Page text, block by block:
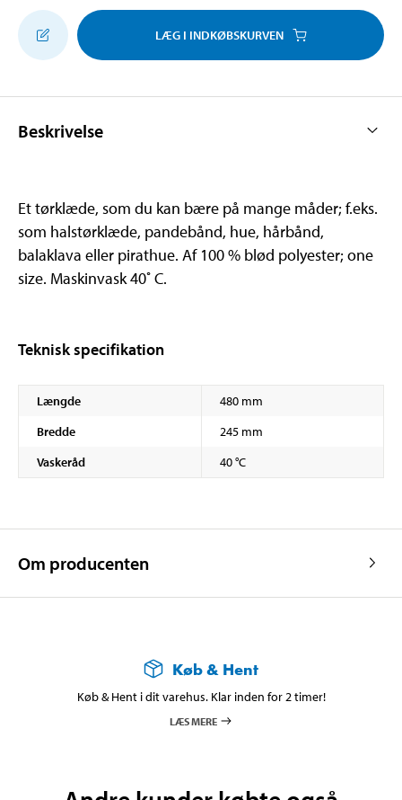
LÆG I INDKØBSKURVEN
Beskrivelse
Et tørklæde, som du kan bære på mange måder; f.eks.
som halstørklæde, pandebånd, hue, hårbånd,
balaklava eller pirathue. Af 100 % blød polyester; one
size. Maskinvask 40˚ C.
Teknisk specifikation
Længde
480 mm
Bredde
245 mm
Vaskeråd
40 °C
Om producenten
Køb & Hent
Køb & Hent i dit varehus. Klar inden for 2 timer!
LÆS MERE